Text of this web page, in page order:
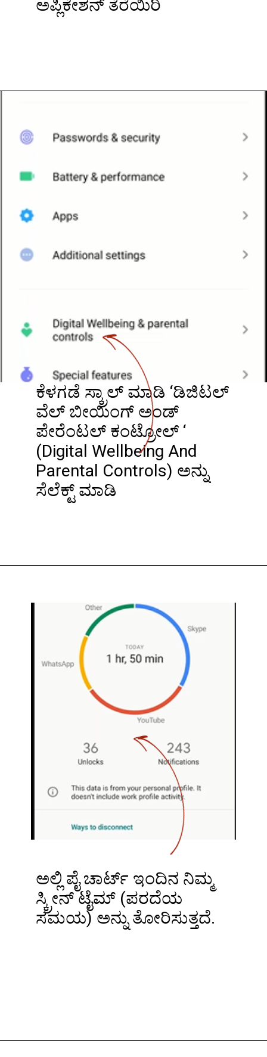
ಅಪ್ಲಿಕೇಶನ್ ತೆರೆಯಿರಿ
ಕೆಳಗಡೆ ಸ್ಕ್ರಾಲ್ ಮಾಡಿ ‘ಡಿಜಿಟಲ್
ವೆಲ್ ಬೀಯಿಂಗ್ ಅಂಡ್
ಪೇರೆಂಟಲ್ ಕಂಟ್ರೋಲ್ ‘
(Digital Wellbeing And
Parental Controls) ಅನ್ನು
ಸೆಲೆಕ್ಟ್ ಮಾಡಿ
ಅಲ್ಲಿ ಪೈ ಚಾರ್ಟ್ ಇಂದಿನ ನಿಮ್ಮ
ಸ್ಕ್ರೀನ್ ಟೈಮ್ (ಪರದೆಯ
ಸಮಯ) ಅನ್ನು ತೋರಿಸುತ್ತದೆ.